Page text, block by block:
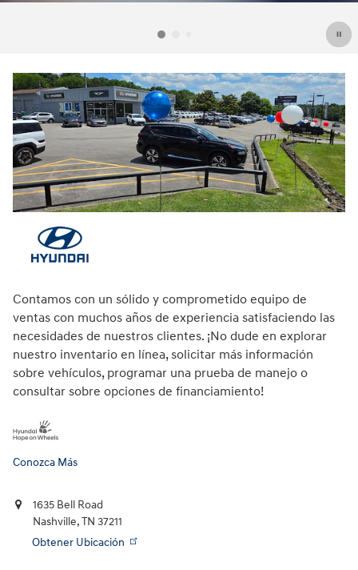
Contamos con un sólido y comprometido equipo de
ventas con muchos años de experiencia satisfaciendo las
necesidades de nuestros clientes. ¡No dude en explorar
nuestro inventario en línea, solicitar más información
sobre vehículos, programar una prueba de manejo o
consultar sobre opciones de financiamiento!
Conozca Más
1635 Bell Road
Nashville,TN 37211
Obtener Ubicación